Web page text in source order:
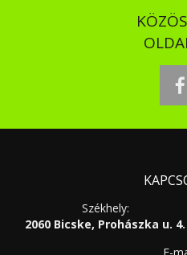
Székhely:
2060 Bicske, Prohászka u. 4.